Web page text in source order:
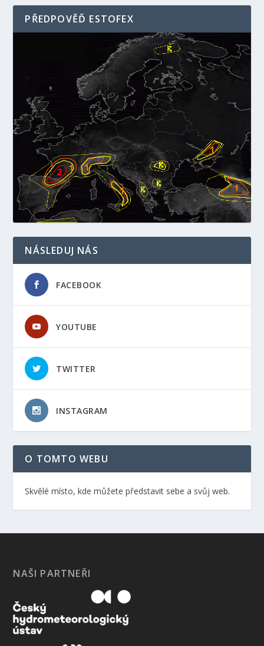
PŘEDPOVĚĎ ESTOFEX
NÁSLEDUJ NÁS
FACEBOOK
YOUTUBE
TWITTER
INSTAGRAM
O TOMTO WEBU
Skvělé místo, kde můžete představit sebe a svůj web.
NAŠI PARTNEŘI